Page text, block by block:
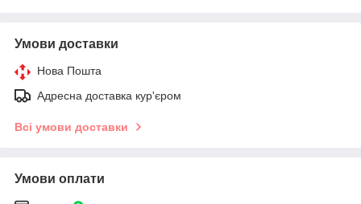
Умови доставки
Нова Пошта
Адресна доставка кур'єром
Всі умови доставки
Умови оплати